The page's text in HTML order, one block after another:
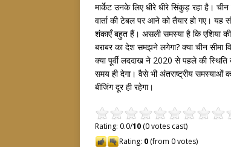
मार्केट उनके लिए धीरे धीरे सिंकुड़ रहा है।
वार्ता की टेबल पर आने को तैयार हो गए।
शंकाएँ बहुत हैं। असली समस्या है कि एशिया की
बराबर का देश समझने लगेगा? क्या चीन सीमा
क्या पूर्वी लददाख ने 2020 से पहले की स्थिति
समय ही देगा। वैसे भी अंतराष्ट्रीय समस्याओं
बीजिंग दूर ही रहेगा।
Rating: 0.0/10 (0 votes cast)
Rating: 0 (from 0 votes)